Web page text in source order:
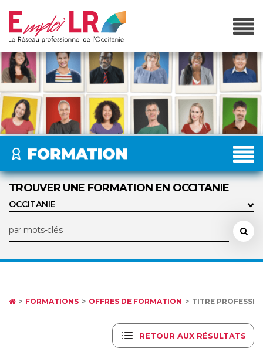
TROUVER UNE FORMATION EN OCCITANIE
FORMATIONS OFFRES DE FORMATION TITRE
RETOUR AUX RÉSULTATS